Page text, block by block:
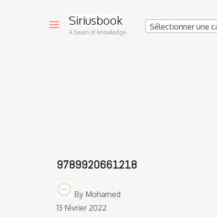
Siriusbook
A beam of knowledge
Sélectionner une
9789920661218
By Mohamed
13 février 2022